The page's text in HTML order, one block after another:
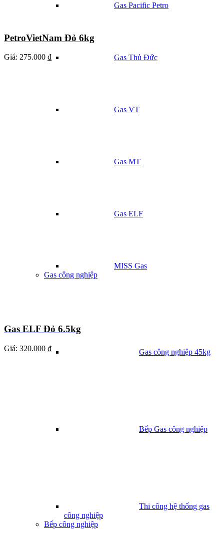
Gas Pacific Petro
Gas Thủ Đức
Gas VT
Gas MT
Gas ELF
MISS Gas
Gas công nghiệp
Gas công nghiệp 45kg
Bếp Gas công nghiệp
Thi công hệ thống gas
công nghiệp
Bếp công nghiệp
PetroVietNam Đỏ 6kg
Giá: 275.000 ₫
Gas ELF Đỏ 6.5kg
Giá: 320.000 ₫